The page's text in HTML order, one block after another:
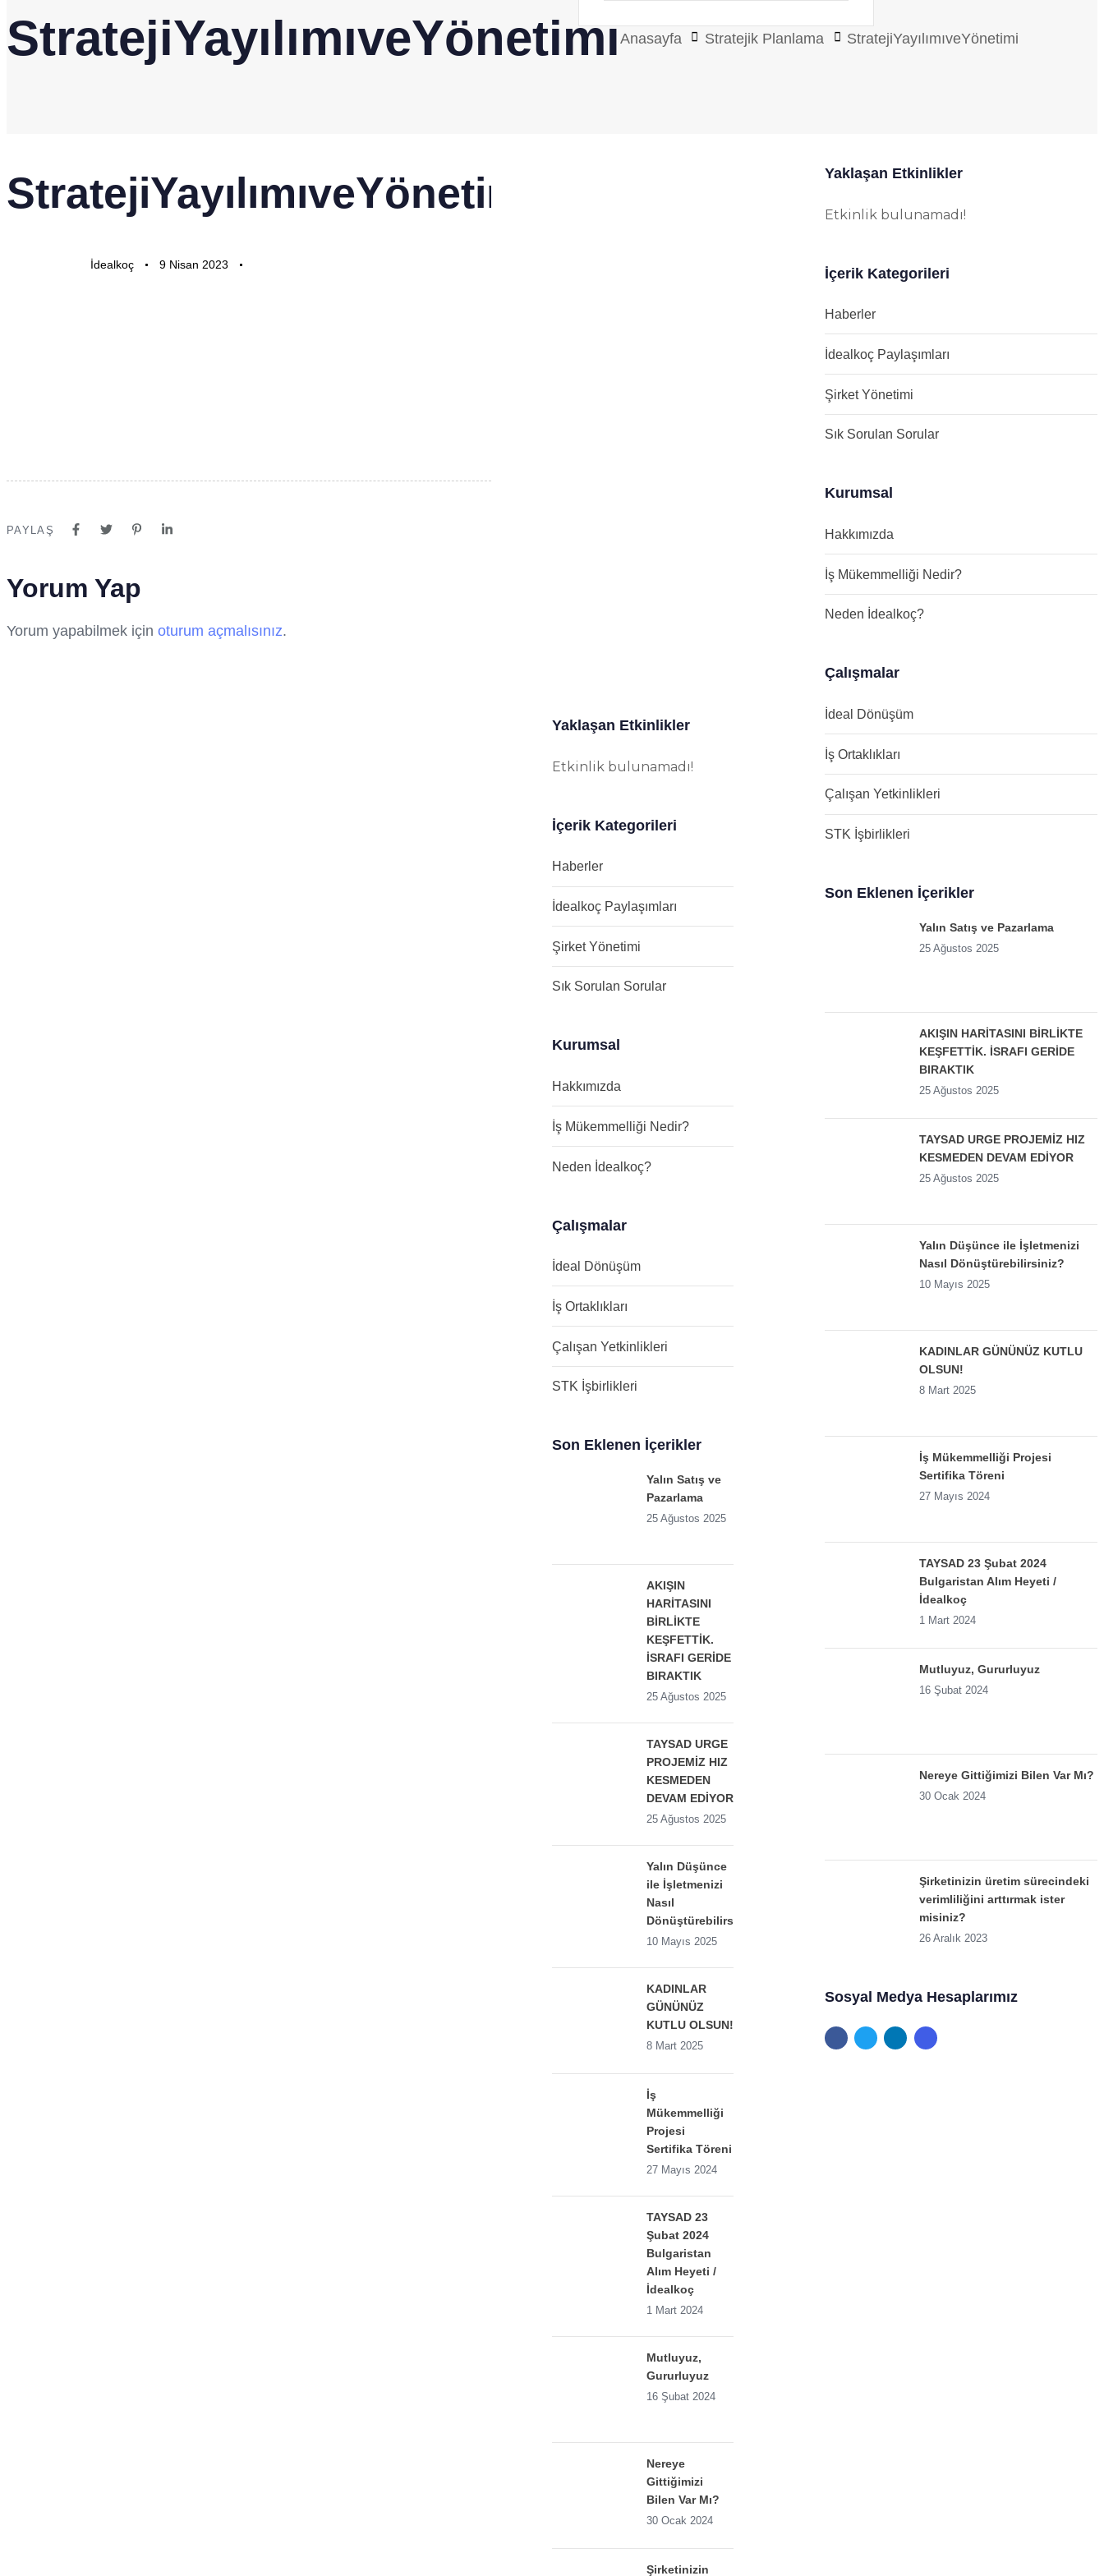
StratejiYayılımıveYönetimiAnasayfa Stratejik Planlama StratejiYayılımıveYönetimi
StratejiYayılımıveYönetimi
İdealkoç 9 Nisan 2023
PAYLAŞ
Yorum Yap
Yorum yapabilmek için oturum açmalısınız.
Yaklaşan Etkinlikler
Etkinlik bulunamadı!
İçerik Kategorileri
Haberler
İdealkoç Paylaşımları
Şirket Yönetimi
Sık Sorulan Sorular
Kurumsal
Hakkımızda
İş Mükemmelliği Nedir?
Neden İdealkoç?
Çalışmalar
İdeal Dönüşüm
İş Ortaklıkları
Çalışan Yetkinlikleri
STK İşbirlikleri
Son Eklenen İçerikler
Yalın Satış ve
Pazarlama
25 Ağustos 2025
AKIŞIN
HARİTASINI
BİRLİKTE
KEŞFETTİK.
İSRAFI GERİDE
BIRAKTIK
25 Ağustos 2025
TAYSAD URGE
PROJEMİZ HIZ
KESMEDEN
DEVAM EDİYOR
25 Ağustos 2025
Yalın Düşünce
ile İşletmenizi
Nasıl
Dönüştürebilirsiniz?
10 Mayıs 2025
KADINLAR
GÜNÜNÜZ
KUTLU OLSUN!
8 Mart 2025
İş
Mükemmelliği
Projesi
Sertifika Töreni
27 Mayıs 2024
TAYSAD 23
Şubat 2024
Bulgaristan
Alım Heyeti /
İdealkoç
1 Mart 2024
Mutluyuz,
Gururluyuz
16 Şubat 2024
Nereye
Gittiğimizi
Bilen Var Mı?
30 Ocak 2024
Şirketinizin
Yaklaşan Etkinlikler
Etkinlik bulunamadı!
İçerik Kategorileri
Haberler
İdealkoç Paylaşımları
Şirket Yönetimi
Sık Sorulan Sorular
Kurumsal
Hakkımızda
İş Mükemmelliği Nedir?
Neden İdealkoç?
Çalışmalar
İdeal Dönüşüm
İş Ortaklıkları
Çalışan Yetkinlikleri
STK İşbirlikleri
Son Eklenen İçerikler
Yalın Satış ve Pazarlama
25 Ağustos 2025
AKIŞIN HARİTASINI BİRLİKTE
KEŞFETTİK. İSRAFI GERİDE
BIRAKTIK
25 Ağustos 2025
TAYSAD URGE PROJEMİZ HIZ
KESMEDEN DEVAM EDİYOR
25 Ağustos 2025
Yalın Düşünce ile İşletmenizi
Nasıl Dönüştürebilirsiniz?
10 Mayıs 2025
KADINLAR GÜNÜNÜZ KUTLU
OLSUN!
8 Mart 2025
İş Mükemmelliği Projesi
Sertifika Töreni
27 Mayıs 2024
TAYSAD 23 Şubat 2024
Bulgaristan Alım Heyeti /
İdealkoç
1 Mart 2024
Mutluyuz, Gururluyuz
16 Şubat 2024
Nereye Gittiğimizi Bilen Var Mı?
30 Ocak 2024
Şirketinizin üretim sürecindeki
verimliliğini arttırmak ister
misiniz?
26 Aralık 2023
Sosyal Medya Hesaplarımız